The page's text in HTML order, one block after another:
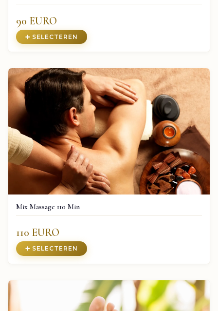
90 EURO
➕ SELECTEREN
Mix Massage 110 Min
110 EURO
➕ SELECTEREN